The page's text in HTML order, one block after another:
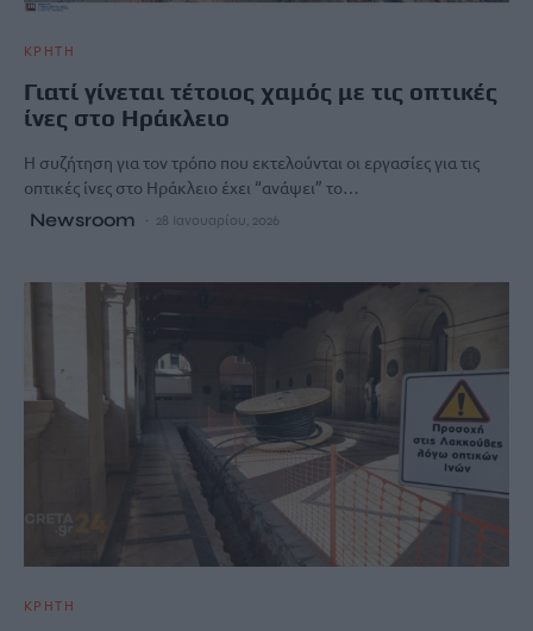
ΚΡΗΤΗ
Γιατί γίνεται τέτοιος χαμός με τις οπτικές
ίνες στο Ηράκλειο
Η συζήτηση για τον τρόπο που εκτελούνται οι εργασίες για τις
οπτικές ίνες στο Ηράκλειο έχει “ανάψει” το…
Newsroom 28 Ιανουαρίου, 2026
ΚΡΗΤΗ